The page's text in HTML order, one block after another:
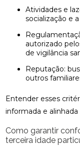
Atividades e lazer: programas que estimulam a
socialização e
Regulamentação: saber se o residencial está
autorizado
de vigilância
Reputação: buscar recomendações e avaliações de
outros
Entender esses
informada e
Como garantir
terceira idade